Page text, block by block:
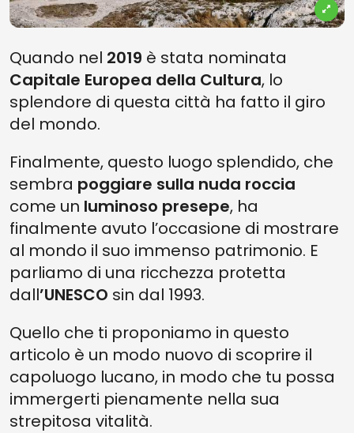
Quando nel 2019 è stata nominata
Capitale Europea della Cultura, lo
splendore di questa città ha fatto il giro
del mondo.
Finalmente, questo luogo splendido, che
sembra poggiare sulla nuda roccia
come un luminoso presepe, ha
finalmente avuto l’occasione di mostrare
al mondo il suo immenso patrimonio. E
parliamo di una ricchezza protetta
dall’UNESCO sin dal 1993.
Quello che ti proponiamo in questo
articolo è un modo nuovo di scoprire il
capoluogo lucano, in modo che tu possa
immergerti pienamente nella sua
strepitosa vitalità.